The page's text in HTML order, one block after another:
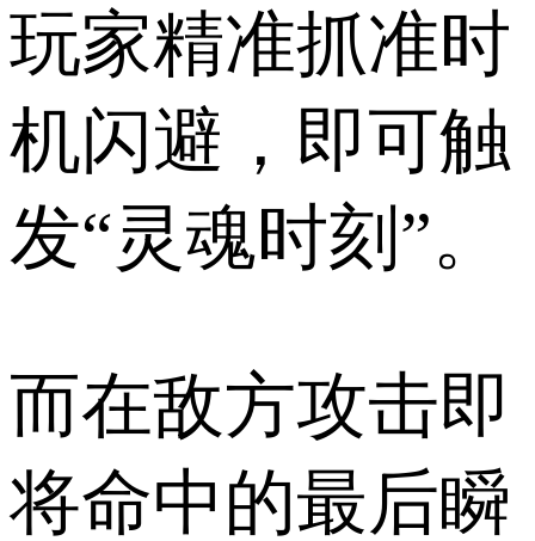
玩家精准抓准时
机闪避，即可触
发“灵魂时刻”。
而在敌方攻击即
将命中的最后瞬